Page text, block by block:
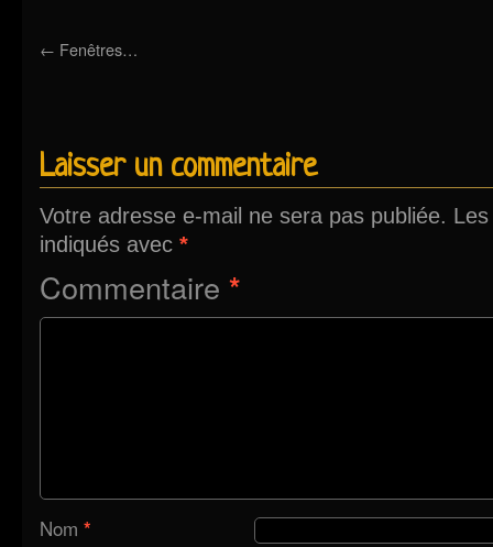
← Fenêtres…
Laisser un commentaire
Votre adresse e-mail ne sera pas publiée.
indiqués avec *
Commentaire *
Nom *